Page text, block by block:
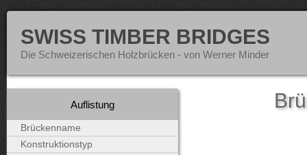
SWISS TIMBER BRIDGES
Die Schweizerischen Holzbrücken - von Werner Minder
Auflistung
Brückenname
Konstruktionstyp